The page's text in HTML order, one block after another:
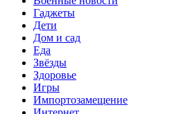
Гаджеты
Дети
Дом и сад
Еда
Звёзды
Здоровье
Игры
Импортозамещение